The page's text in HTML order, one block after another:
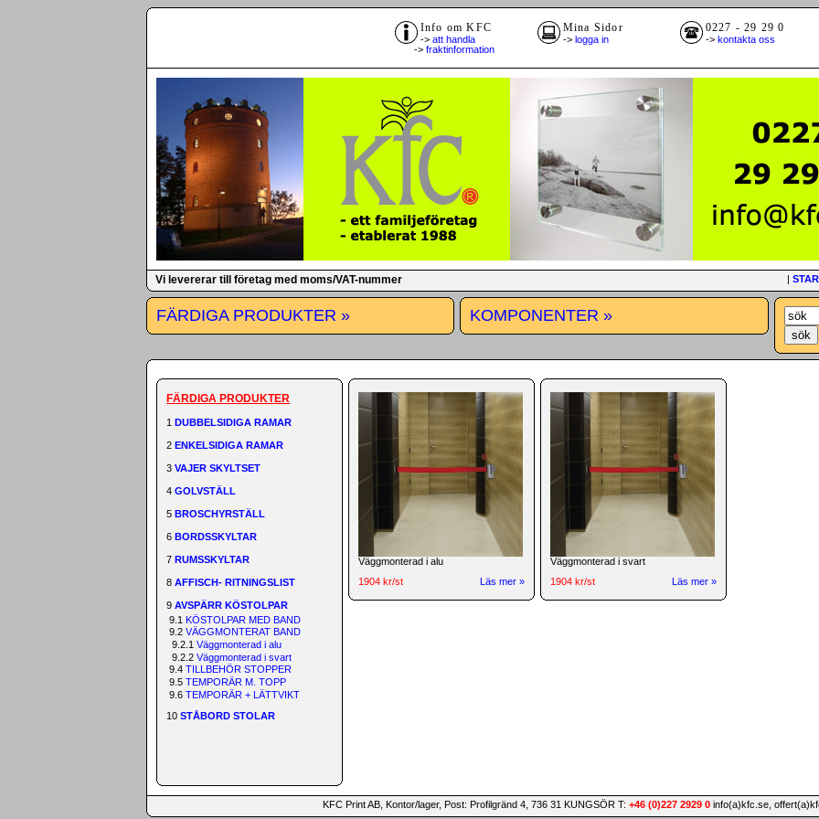
0227 - 29 29 0
-> kontakta oss
Mina Sidor
-> logga in
Info om KFC
-> att handla
-> fraktinformation
Vi levererar till företag med moms/VAT-nummer |
FÄRDIGA PRODUKTER » KOMPONENTER »
FÄRDIGA PRODUKTER
1DUBBELSIDIGA RAMAR
2ENKELSIDIGA RAMAR
3VAJER SKYLTSET
4GOLVSTÄLL
5BROSCHYRSTÄLL
6BORDSSKYLTAR
7RUMSSKYLTAR
8AFFISCH- RITNINGSLIST
9AVSPÄRR KÖSTOLPAR
9.1 KÖSTOLPAR MED BAND
9.2VÄGGMONTERAT BAND
9.2.1Väggmonterad i alu
9.2.2Väggmonterad i svart
9.4TILLBEHÖR STOPPER
9.5TEMPORÄR M. TOPP
9.6TEMPORÄR + LÄTTVIKT
10STÅBORD STOLAR
Väggmonterad i alu
1904 kr/st
Läs mer »
Väggmonterad i svart
1904 kr/st
Läs mer »
KFC Print AB, Kontor/lager, Post: Profilgränd 4, 736 31 KUNGSÖR T: +46 (0)227 2929 0info(a)kfc.se,